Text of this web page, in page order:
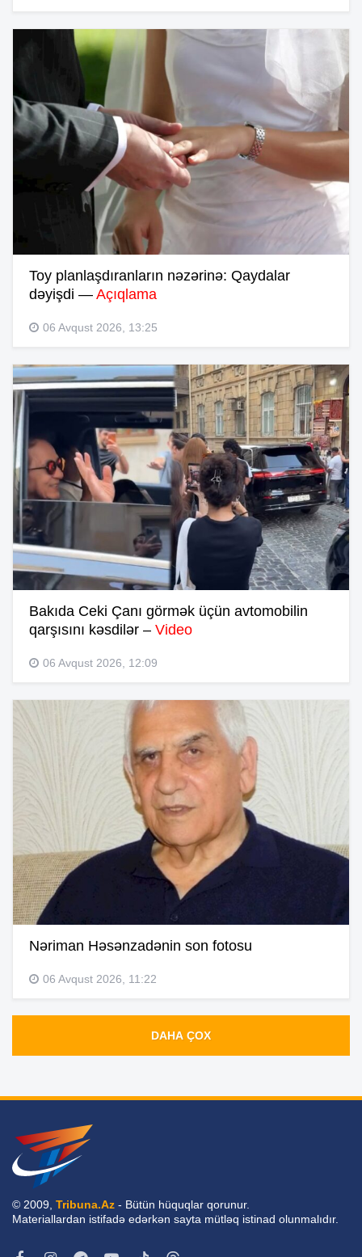
Toy planlaşdıranların nəzərinə: Qaydalar
dəyişdi — Açıqlama
06 Avqust 2026, 13:25
Bakıda Ceki Çanı görmək üçün avtomobilin
qarşısını kəsdilər – Video
06 Avqust 2026, 12:09
Nəriman Həsənzadənin son fotosu
06 Avqust 2026, 11:22
DAHA ÇOX
© 2009, Tribuna.Az - Bütün hüquqlar qorunur.
Materiallardan istifadə edərkən sayta mütləq istinad olunmalıdır.